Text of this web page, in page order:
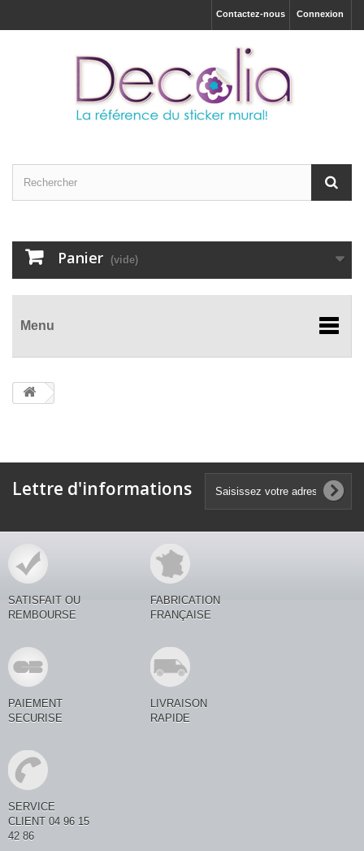
Connexion
Contactez-nous
Panier (vide)
Menu
Lettre d'informations
SATISFAIT OU
REMBOURSE
FABRICATION
FRANÇAISE
PAIEMENT
SECURISE
LIVRAISON
RAPIDE
SERVICE
CLIENT 04 96 15
42 86